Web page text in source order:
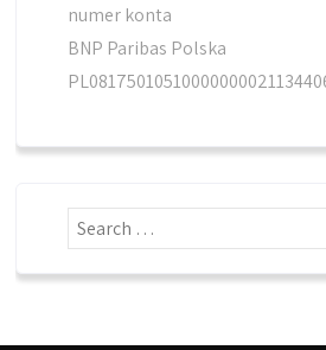
numer konta
BNP Paribas Polska